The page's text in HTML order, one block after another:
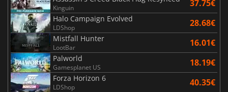
Kinguin 37.75€
Halo Campaign Evolved
LDShop 28.68€
Mistfall Hunter
LootBar 16.01€
Palworld
Gamesplanet US 18.19€
Forza Horizon 6
LDShop 40.35€